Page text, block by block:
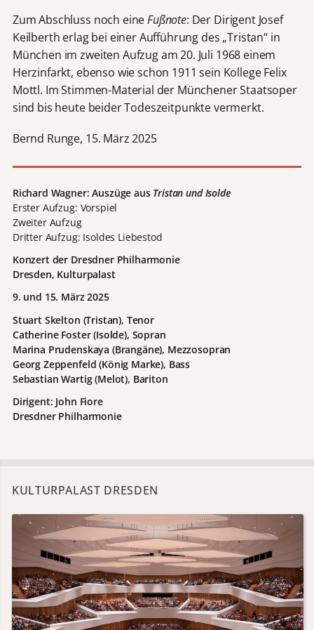
Zum Abschluss noch eineFußnote: Der Dirigent Josef
Keilberth erlag bei einer Aufführung des „Tristan“ in
München im zweiten Aufzug am 20. Juli 1968 einem
Herzinfarkt, ebenso wie schon 1911 sein Kollege Felix
Mottl. Im Stimmen-Material der Münchener Staatsoper
sind bis heute beider Todeszeitpunkte vermerkt.
Bernd Runge, 15. März 2025
Richard Wagner: Auszüge aus Tristan und Isolde
Erster Aufzug: Vorspiel
Zweiter Aufzug
Dritter Aufzug: Isoldes Liebestod
Konzert der Dresdner Philharmonie
Dresden, Kulturpalast
9. und 15. März 2025
Stuart Skelton (Tristan), Tenor
Catherine Foster (Isolde), Sopran
Marina Prudenskaya (Brangäne), Mezzosopran
Georg Zeppenfeld (König Marke), Bass
Sebastian Wartig (Melot), Bariton
Dirigent: John Fiore
Dresdner Philharmonie
KULTURPALAST DRESDEN